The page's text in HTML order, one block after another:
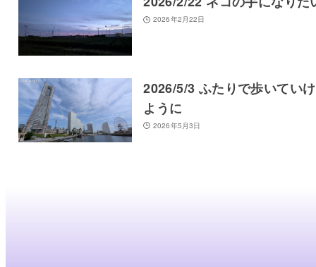
2026年2月22日
2026/5/3 ふたりで歩いてい
ように
2026年5月3日